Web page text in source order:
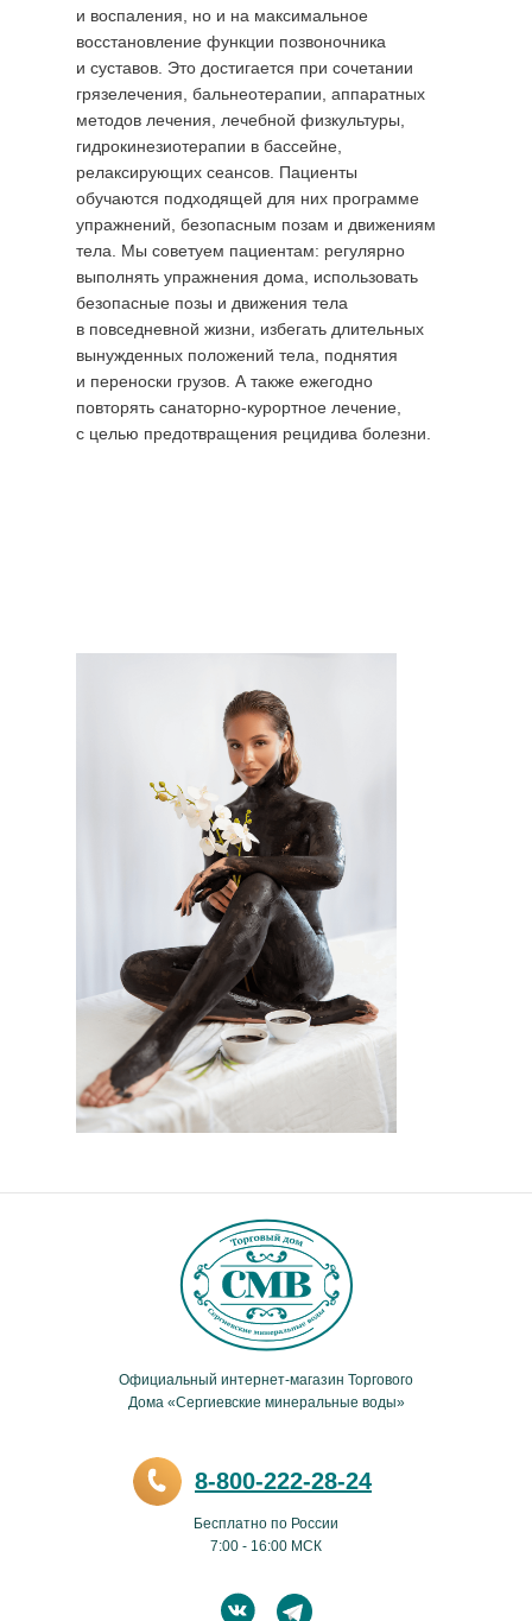
и воспаления, но и на максимальное
восстановление функции позвоночника
и суставов. Это достигается при сочетании
грязелечения, бальнеотерапии, аппаратных
методов лечения, лечебной физкультуры,
гидрокинезиотерапии в бассейне,
релаксирующих сеансов. Пациенты
обучаются подходящей для них программе
упражнений, безопасным позам и движениям
тела. Мы советуем пациентам: регулярно
выполнять упражнения дома, использовать
безопасные позы и движения тела
в повседневной жизни, избегать длительных
вынужденных положений тела, поднятия
и переноски грузов. А также ежегодно
повторять санаторно-курортное лечение,
с целью предотвращения рецидива болезни.
Официальный интернет-магазин Торгового
Дома «Сергиевские минеральные воды»
Бесплатно по России
7:00 - 16:00 МСК
8-800-222-28-24